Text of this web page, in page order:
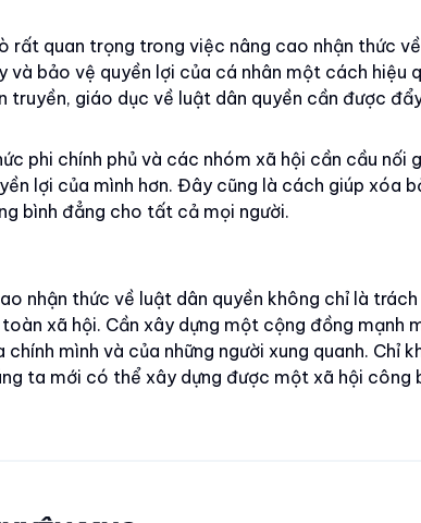
rất quan trọng trong việc nâng cao nhận thức
và bảo vệ quyền lợi của cá nhân một cách hiệu
truyền, giáo dục về luật dân quyền cần được
phi chính phủ và các nhóm xã hội cần cầu nối
lợi của mình hơn. Đây cũng là cách giúp xóa
bình đẳng cho tất cả mọi người.
nhận thức về luật dân quyền không chỉ là
xã hội. Cần xây dựng một cộng đồng mạnh
chính mình và của những người xung quanh. Chỉ
ta mới có thể xây dựng được một xã hội công